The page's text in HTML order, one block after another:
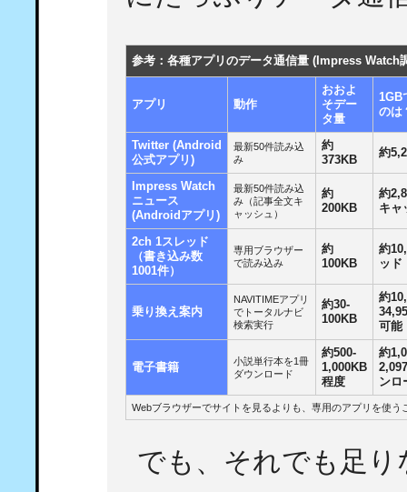
参考：各種アプリのデータ通信量 (Impress Watch
アプリ 動作
おおよ
そデー
タ量
1GB
のは
Twitter (Android
公式アプリ)
最新50件読み込
み
約
373KB
約
Impress Watch
ニュース
(Androidアプリ)
最新50件読み込
み（記事全文キ
ャッシュ）
約
200KB
約
キャ
2ch 1スレッド
（書き込み数
1001件）
専用ブラウザー
で読み込み
約
100KB
約
ッド
乗り換え案内
NAVITIMEアプリ
でトータルナビ
検索実行
約30-
100KB
約
可能
電子書籍
小説単行本を1冊
ダウンロード
約500-
1,000KB
程度
約
ンロ
Webブラウザーでサイトを見るよりも、専用のアプリを使
でも、それでも足